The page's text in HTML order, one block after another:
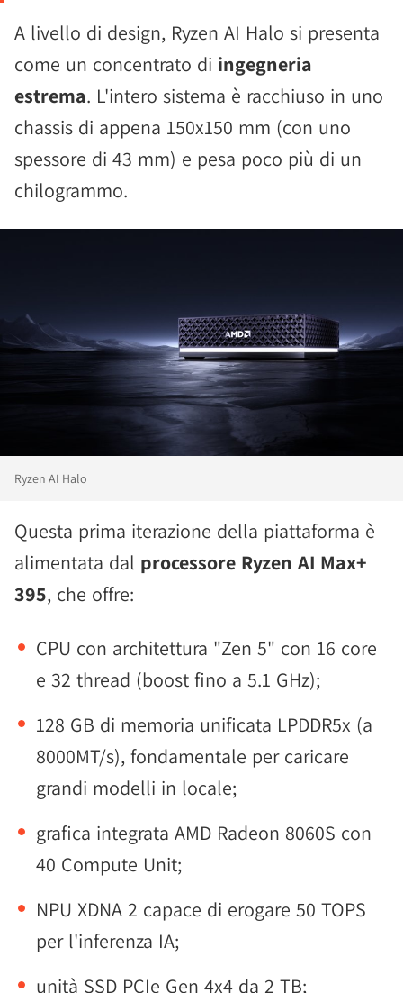
A livello di design, Ryzen AI Halo si presenta
come un concentrato di ingegneria
estrema. L'intero sistema è racchiuso in uno
chassis di appena 150x150 mm (con uno
spessore di 43 mm) e pesa poco più di un
chilogrammo.
Ryzen AI Halo
Questa prima iterazione della piattaforma è
alimentata dal processore Ryzen AI Max+
395, che offre:
CPU con architettura "Zen 5" con 16 core
e 32 thread (boost fino a 5.1 GHz);
128 GB di memoria unificata LPDDR5x (a
8000MT/s), fondamentale per caricare
grandi modelli in locale;
grafica integrata AMD Radeon 8060S con
40 Compute Unit;
NPU XDNA 2 capace di erogare 50 TOPS
per l'inferenza IA;
unità SSD PCIe Gen 4x4 da 2 TB;